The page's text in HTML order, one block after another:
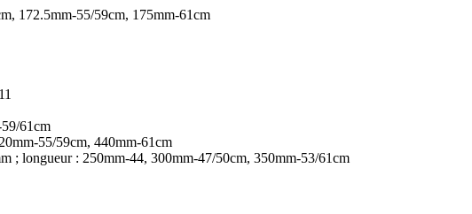
172.5mm-55/59cm, 175mm-61cm
61cm
55/59cm, 440mm-61cm
; longueur : 250mm-44, 300mm-47/50cm, 350mm-53/61cm